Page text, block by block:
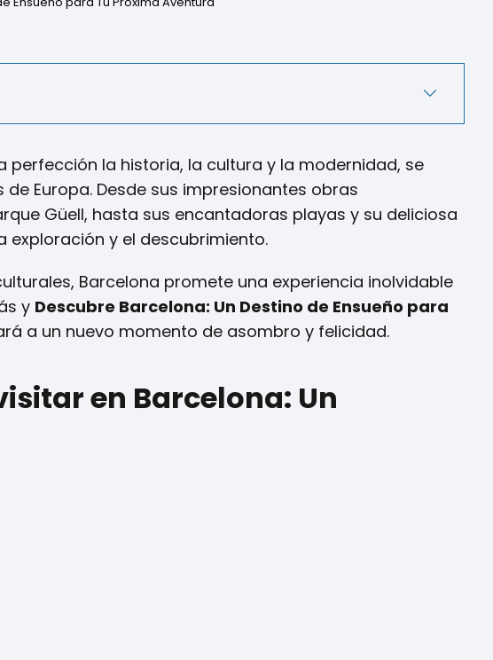
la historia, la cultura y la modernidad, se
Europa. Desde sus impresionantes obras
Güell, hasta sus encantadoras playas y su deliciosa
y el descubrimiento.
Barcelona promete una experiencia inolvidable
y Descubre Barcelona: Un Destino de Ensueño para
a un nuevo momento de asombro y felicidad.
en Barcelona: Un